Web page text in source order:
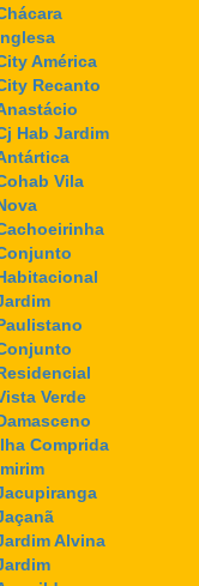
América
Recanto
Hab Jardim
Vila
Verde
Comprida
Alvina